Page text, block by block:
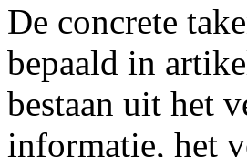
De concrete
bepaald in
bestaan uit het
informatie, het